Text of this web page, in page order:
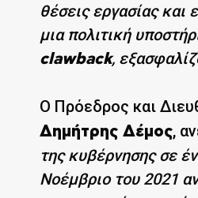
θέσεις εργασίας
μια πολιτική
clawback,
Ο Πρόεδρος και
Δημήτρης Δέμος,
της κυβέρνησης σε
Νοέμβριο του 2021